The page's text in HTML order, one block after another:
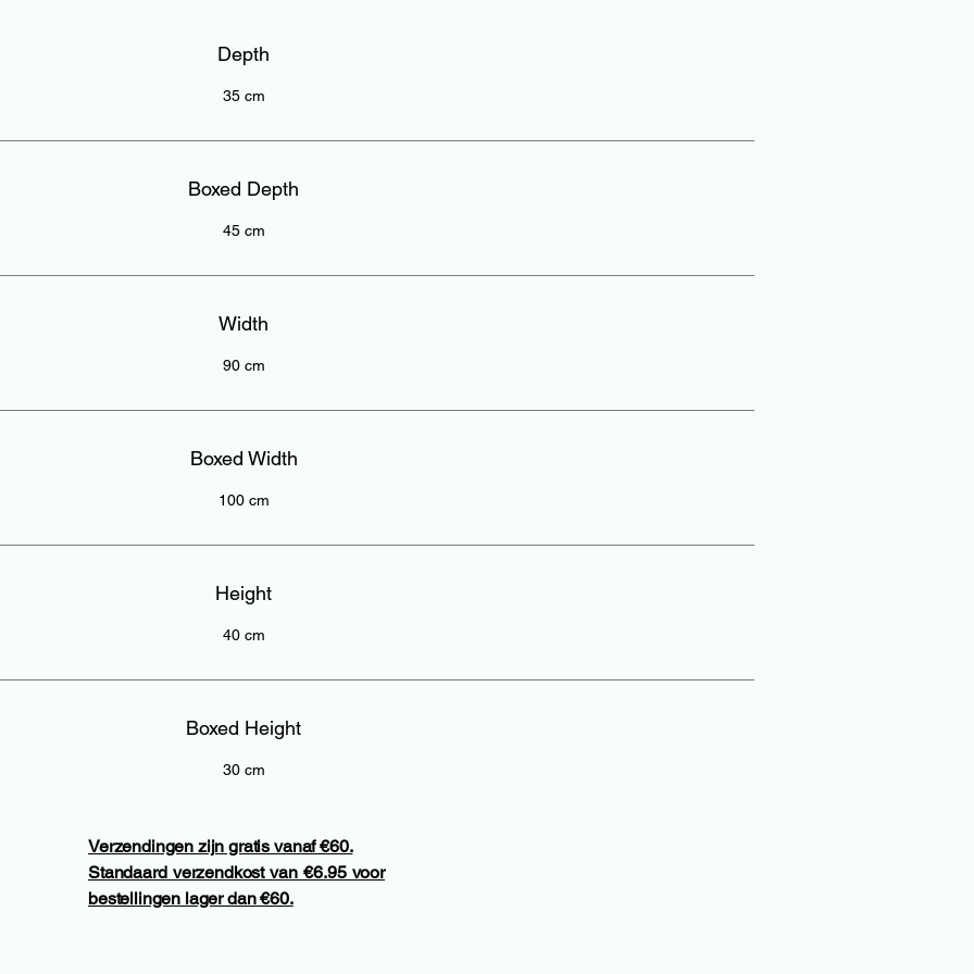
Depth
35 cm
Boxed Depth
45 cm
Width
90 cm
Boxed Width
100 cm
Height
40 cm
Boxed Height
30 cm
Verzendingen zijn gratis vanaf €60.
Standaard verzendkost van €6.95 voor
bestellingen lager dan €60.